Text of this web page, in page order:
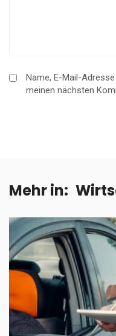
Name, E-Mail-
meinen nächsten
Mehr in: